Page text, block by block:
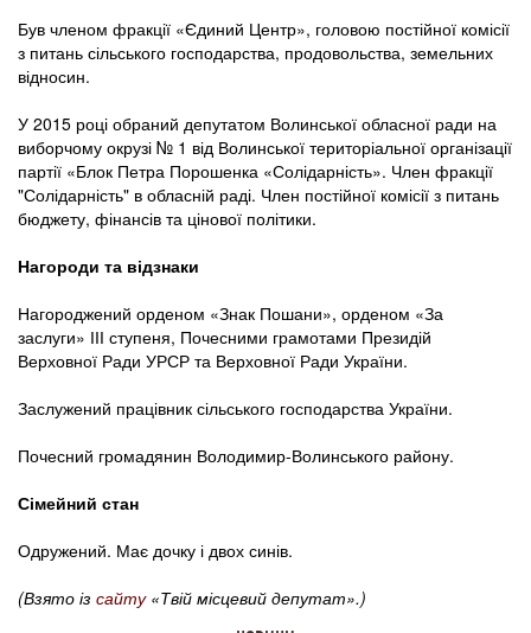
Був членом фракції «Єдиний Центр», головою постійної комісії
з питань сільського господарства, продовольства, земельних
відносин.
У 2015 році обраний депутатом Волинської обласної ради на
виборчому окрузі № 1 від Волинської територіальної організації
партії «Блок Петра Порошенка «Солідарність». Член фракції
"Солідарність" в обласній раді. Член постійної комісії з питань
бюджету, фінансів та цінової політики.
Нагороди та відзнаки
Нагороджений орденом «Знак Пошани», орденом «За
заслуги» ІІІ ступеня, Почесними грамотами Президій
Верховної Ради УРСР та Верховної Ради України.
Заслужений працівник сільського господарства України.
Почесний громадянин Володимир-Волинського району.
Сімейний стан
Одружений. Має дочку і двох синів.
(Взято із сайту«Твій місцевий депутат».)